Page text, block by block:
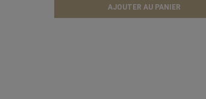
AJOUTER AU PANIER